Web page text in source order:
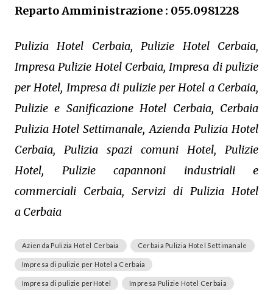
Reparto Amministrazione : 055.0981228
Pulizia Hotel Cerbaia, Pulizie Hotel Cerbaia,
Impresa Pulizie Hotel Cerbaia, Impresa di pulizie
per Hotel, Impresa di pulizie per Hotel a Cerbaia,
Pulizie e Sanificazione Hotel Cerbaia, Cerbaia
Pulizia Hotel Settimanale, Azienda Pulizia Hotel
Cerbaia, Pulizia spazi comuni Hotel, Pulizie
Hotel, Pulizie capannoni industriali e
commerciali Cerbaia, Servizi di Pulizia Hotel
a Cerbaia
Azienda Pulizia Hotel Cerbaia Cerbaia Pulizia Hotel Settimanale
Impresa di pulizie per Hotel a Cerbaia
Impresa di pulizie perHotel Impresa Pulizie Hotel Cerbaia